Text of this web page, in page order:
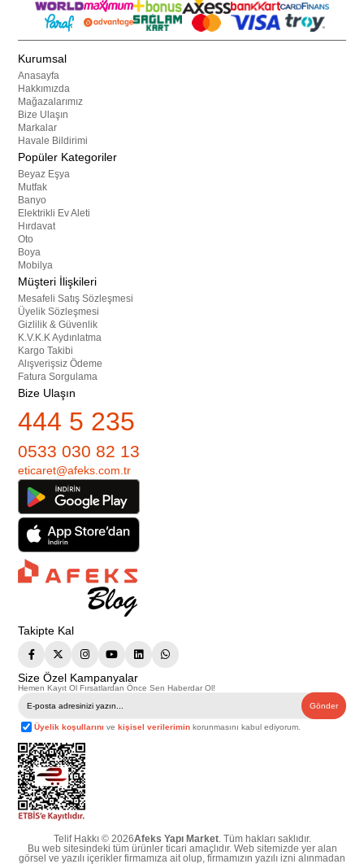
Kurumsal
Anasayfa
Hakkımızda
Mağazalarımız
Bize Ulaşın
Markalar
Havale Bildirimi
Popüler Kategoriler
Beyaz Eşya
Mutfak
Banyo
Elektrikli Ev Aleti
Hırdavat
Oto
Boya
Mobilya
Müşteri İlişkileri
Mesafeli Satış Sözleşmesi
Üyelik Sözleşmesi
Gizlilik & Güvenlik
K.V.K.K Aydınlatma
Kargo Takibi
Alışverişsiz Ödeme
Fatura Sorgulama
Bize Ulaşın
444 5 235
0533 030 82 13
eticaret@afeks.com.tr
Takipte Kal
Size Özel Kampanyalar
Hemen Kayıt Ol Fırsatlardan Önce Sen Haberdar Ol!
Gönder
Üyelik koşullarını vekişisel verilerimin korunmasını kabul ediyorum.
Telif Hakkı © 2026Afeks Yapı Market. Tüm hakları saklıdır.
Bu web sitesindeki tüm ürünler ticari amaçlıdır. Web sitemizde yer alan
görsel ve yazılı içerikler firmamıza ait olup, firmamızın yazılı izni alınmadan